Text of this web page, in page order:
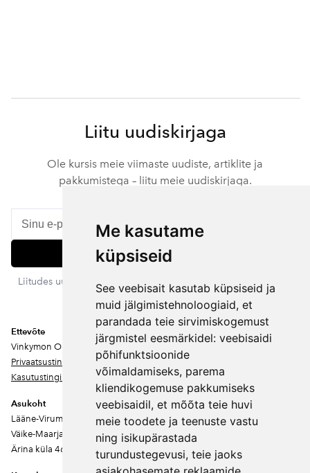
Me kasutame
küpsiseid
See veebisait kasutab küpsiseid ja
muid jälgimistehnoloogiaid, et
parandada teie sirvimiskogemust
järgmistel eesmärkidel: veebisaidi
põhifunktsioonide
võimaldamiseks, parema
kliendikogemuse pakkumiseks
veebisaidil, et mõõta teie huvi
meie toodete ja teenuste vastu
ning isikupärastada
turundustegevusi, teie jaoks
Liitu uudiskirjaga
Ole kursis meie viimaste uudiste, artiklite ja
pakkumistega – liitu meie uudiskirjaga.
Liitu
Liitudes uudiskirjaga nõustud meie privaatsustingimustega. Sa
võid igal ajal tellimuse tühistada.
Ettevõte
Vinkymon OÜ
Privaatsustingimused
Kasutustingimused
Asukoht
Lääne-Virumaa
Väike-Maarja vald
Ärina küla 46202